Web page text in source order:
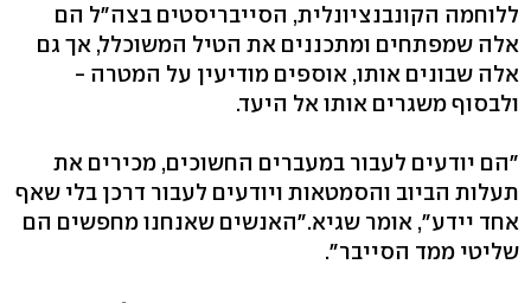
ללוחמה הקונבנציונלית, הסייבריסטים בצה"ל הם
אלה שמפתחים ומתכננים את הטיל המשוכלל, אך גם
אלה שבונים אותו, אוספים מודיעין על המטרה -
ולבסוף משגרים אותו אל היעד.
"הם יודעים לעבור במעברים החשוכים, מכירים את
תעלות הביוב והסמטאות ויודעים לעבור דרכן בלי שאף
אחד יידע‭,"‬ אומר שגיא‭".‬האנשים שאנחנו מחפשים הם
שליטי ממד הסייבר‭." ‬